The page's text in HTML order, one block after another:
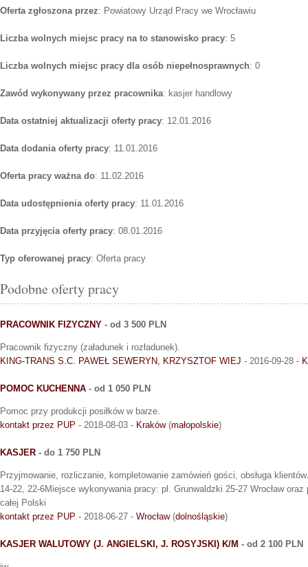
Oferta zgłoszona przez: Powiatowy Urząd Pracy we Wrocławiu
Liczba wolnych miejsc pracy na to stanowisko pracy: 5
Liczba wolnych miejsc pracy dla osób niepełnosprawnych: 0
Zawód wykonywany przez pracownika: kasjer handlowy
Data ostatniej aktualizacji oferty pracy: 12.01.2016
Data dodania oferty pracy: 11.01.2016
Oferta pracy ważna do: 11.02.2016
Data udostępnienia oferty pracy: 11.01.2016
Data przyjęcia oferty pracy: 08.01.2016
Typ oferowanej pracy: Oferta pracy
Podobne oferty pracy
PRACOWNIK FIZYCZNY - od 3 500 PLN
Pracownik fizyczny (załadunek i rozładunek).
KING-TRANS S.C. PAWEŁ SEWERYN, KRZYSZTOF WIEJ - 2016-09-28 -
POMOC KUCHENNA - od 1 050 PLN
Pomoc przy produkcji posiłków w barze.
kontakt przez PUP - 2018-08-03 - Kraków(małopolskie)
KASJER - do 1 750 PLN
Przyjmowanie, rozliczanie, kompletowanie zamówień gości, obsługa
14-22, 22-6Miejsce wykonywania pracy: pl. Grunwaldzki 25-27 Wrocław
całej Polski
kontakt przez PUP - 2018-06-27 - Wrocław(dolnośląskie)
KASJER WALUTOWY (J. ANGIELSKI, J. ROSYJSKI) K/M - od 2 100 PLN